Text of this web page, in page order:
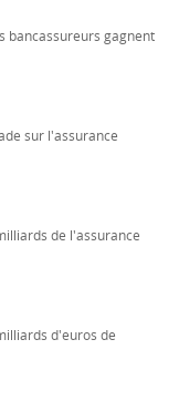
bancassureurs gagnent
sur l'assurance
de l'assurance
d'euros de